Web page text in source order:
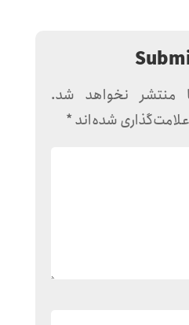
منتشر نخواهد شد.
شده‌اند*